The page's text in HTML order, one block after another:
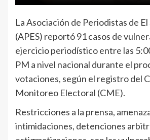
La Asociación de Periodistas de
(APES) reportó 91 casos de
ejercicio periodístico entre las
PM a nivel nacional durante el
votaciones, según el registro del
Monitoreo Electoral (CME).
Restricciones a la prensa,
intimidaciones, detenciones